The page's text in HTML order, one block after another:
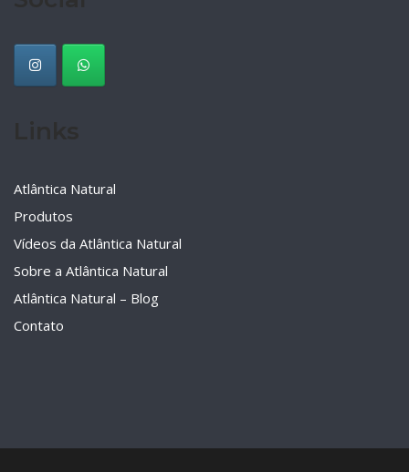
Atlântica Natural
Produtos
Vídeos da Atlântica Natural
Sobre a Atlântica Natural
Atlântica Natural – Blog
Contato